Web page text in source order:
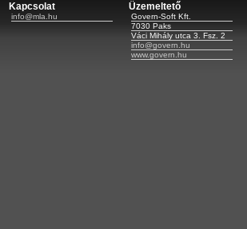
Kapcsolat
info@mla.hu
Üzemeltető
Govern-Soft Kft.
7030 Paks
Váci Mihály utca 3. Fsz. 2
info@govern.hu
www.govern.hu